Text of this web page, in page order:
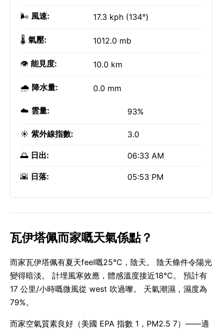
🌬️ 風速: 17.3 kph (134°)
🌡️ 氣壓: 1012.0 mb
👁️ 能見度: 10.0 km
🌧️ 降水量: 0.0 mm
☁️ 雲量: 93%
☀️ 紫外線指數: 3.0
🌅 日出: 06:33 AM
🌇 日落: 05:53 PM
瓦伊塔佩而家嘅天氣係點？
而家瓦伊塔佩有夏天feel嘅25°C，陰天。 陰天條件令陽光
變得暗淡。 計埋風寒效應，體感溫度接近18°C。 預計有
17 公里/小時嘅微風從 west 吹過嚟。 天氣潮濕，濕度為
79%。
而家空氣質素良好（美國 EPA 指數 1，PM2.5 7）——適